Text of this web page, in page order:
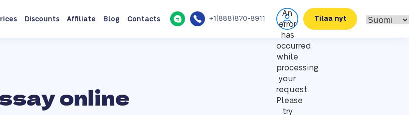
Discounts Affiliate Blog Contacts +1(888)870-8911
An
error
has
occurred
while
processing
your
request.
Please
try
Tilaa nyt
online